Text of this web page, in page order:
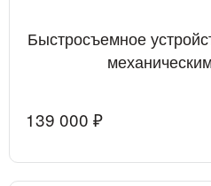
Быстросъемное
139 000 ₽